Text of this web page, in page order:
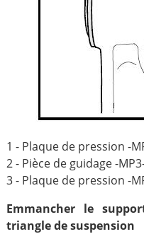
1 - Plaque de pression -
2 - Pièce de guidage -
3 - Plaque de pression -
Emmancher le
triangle de suspension